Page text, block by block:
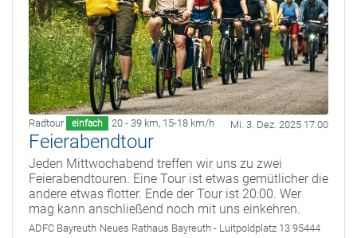
Radtour einfach 20 - 39 km, 15-18 km/h Mi. 3. Dez. 2025 17:00
Feierabendtour
Jeden Mittwochabend treffen wir uns zu zwei
Feierabendtouren. Eine Tour ist etwas gemütlicher die
andere etwas flotter. Ende der Tour ist 20:00. Wer
mag kann anschließend noch mit uns einkehren.
ADFC Bayreuth Neues Rathaus Bayreuth - Luitpoldplatz 13 95444